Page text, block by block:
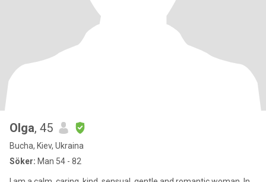
Olga, 45
Bucha, Kiev, Ukraina
Söker: Man 54 - 82